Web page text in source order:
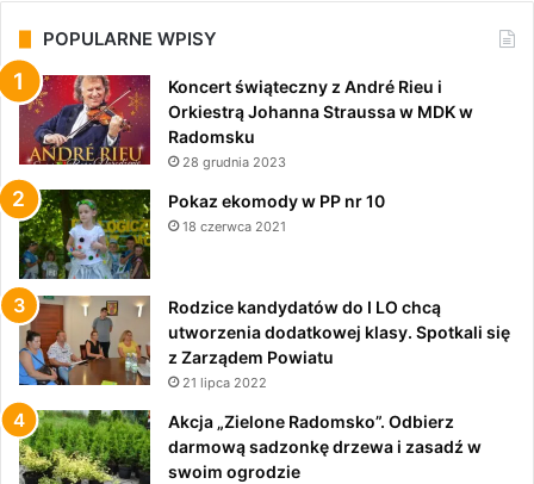
POPULARNE WPISY
Koncert świąteczny z André Rieu i
Orkiestrą Johanna Straussa w MDK w
Radomsku
28 grudnia 2023
Pokaz ekomody w PP nr 10
18 czerwca 2021
Rodzice kandydatów do I LO chcą
utworzenia dodatkowej klasy. Spotkali się
z Zarządem Powiatu
21 lipca 2022
Akcja „Zielone Radomsko”. Odbierz
darmową sadzonkę drzewa i zasadź w
swoim ogrodzie